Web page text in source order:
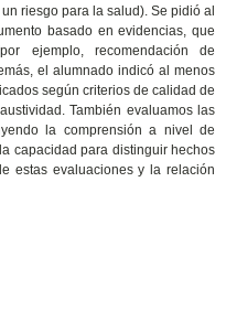
riesgo para la salud). Se pidió al
basado en evidencias, que
ejemplo, recomendación de
el alumnado indicó al menos
según criterios de calidad de
También evaluamos las
la comprensión a nivel de
capacidad para distinguir hechos
estas evaluaciones y la relación